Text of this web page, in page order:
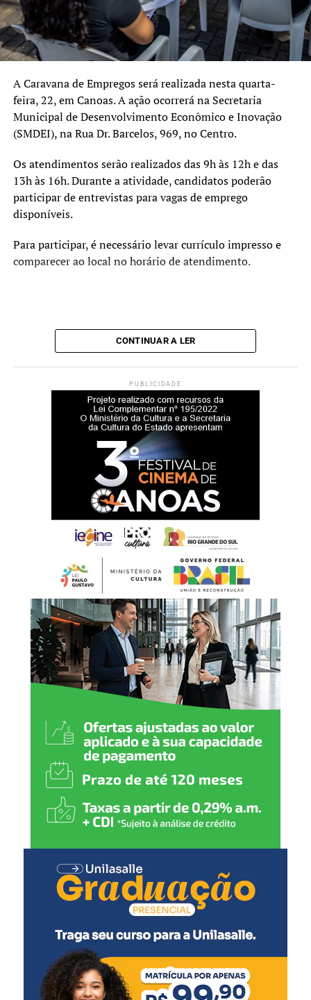
A Caravana de Empregos será realizada nesta quarta-
feira, 22, em Canoas. A ação ocorrerá na Secretaria
Municipal de Desenvolvimento Econômico e Inovação
(SMDEI), na Rua Dr. Barcelos, 969, no Centro.
Os atendimentos serão realizados das 9h às 12h e das
13h às 16h. Durante a atividade, candidatos poderão
participar de entrevistas para vagas de emprego
disponíveis.
Para participar, é necessário levar currículo impresso e
comparecer ao local no horário de atendimento.
CONTINUAR A LER
PUBLICIDADE